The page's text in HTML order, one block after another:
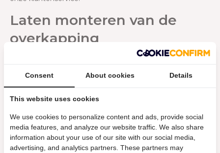
Laten monteren van de
overkapping
Wil je jouw Orion Premium overkapping 400 x 400 laten
gekwalificeerde monteurs om ervoor te zorgen dat de
installatie veilig en betrouwbaar verloopt. Zodra je jouw
bestelling hebt geplaatst, kun je contact opnemen met
Premium overkapping in te plannen en informeren naar
de kosten.
Consent About cookies Details
This website uses cookies
We use cookies to personalize content and ads, provide social
media features, and analyze our website traffic. We also share
information about your use of our site with our social media,
advertising, and analytics partners. These partners may